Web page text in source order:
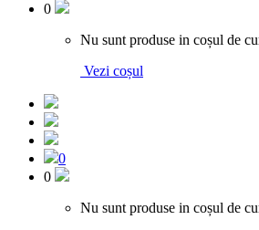
0
Nu sunt produse in coșul de
Vezi coșul
0
0
Nu sunt produse in coșul de